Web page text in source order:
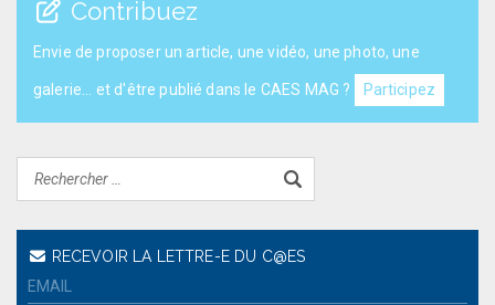
Contribuez
Envie de proposer un article, une vidéo, une photo, une
galerie... et d'être publié dans le CAES MAG ? Participez
RECEVOIR LA LETTRE-E DU C@ES